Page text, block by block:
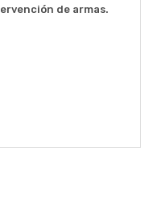
de armas.